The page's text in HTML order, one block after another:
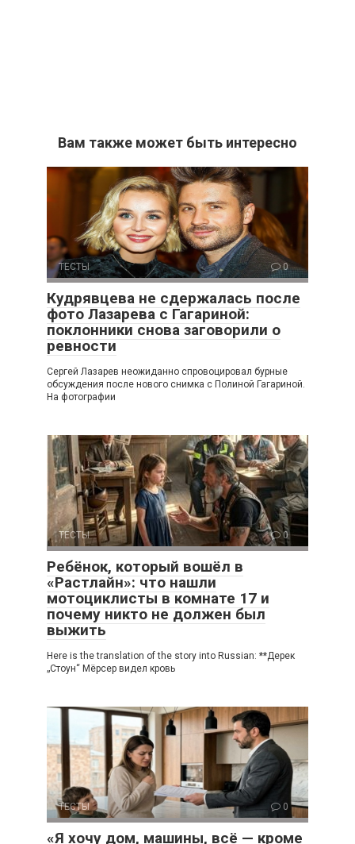
Вам также может быть интересно
ТЕСТЫ 0
Кудрявцева не сдержалась после
фото Лазарева с Гагариной:
поклонники снова заговорили о
ревности
Сергей Лазарев неожиданно спровоцировал бурные
обсуждения после нового снимка с Полиной Гагариной.
На фотографии
ТЕСТЫ 0
Ребёнок, который вошёл в
«Растлайн»: что нашли
мотоциклисты в комнате 17 и
почему никто не должен был
выжить
Here is the translation of the story into Russian: **Дерек
„Стоун“ Мёрсер видел кровь
ТЕСТЫ 0
«Я хочу дом, машины, всё — кроме